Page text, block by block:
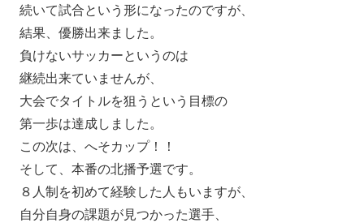
続いて試合という形になったのですが、
結果、優勝出来ました。
負けないサッカーというのは
継続出来ていませんが、
大会でタイトルを狙うという目標の
第一歩は達成しました。
この次は、へそカップ！！
そして、本番の北播予選です。
８人制を初めて経験した人もいますが、
自分自身の課題が見つかった選手、